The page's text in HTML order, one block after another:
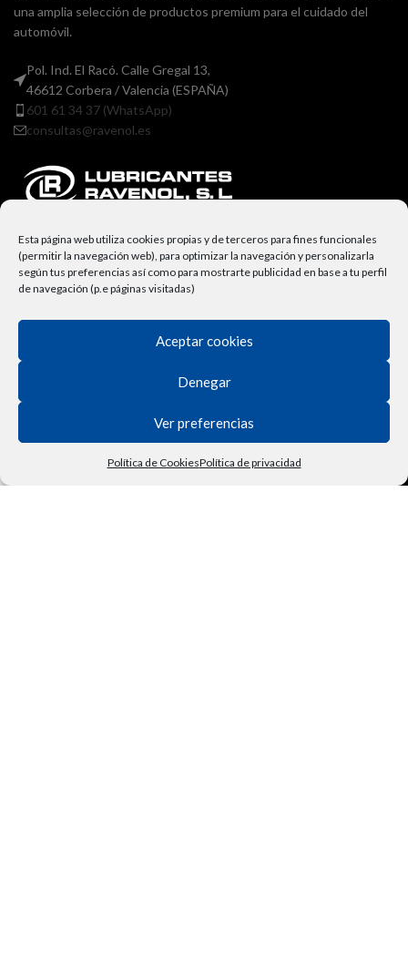
Esta página web utiliza cookies propias y de terceros para fines funcionales
(permitir la navegación web), para optimizar la navegación y personalizarla
según tus preferencias así como para mostrarte publicidad en base a tu perfil
de navegación (p.e páginas visitadas)
Aceptar cookies
Denegar
Ver preferencias
Política de CookiesPolítica de privacidad
una amplia selección de productos premium para el cuidado del
automóvil.
Pol. Ind. El Racó. Calle Gregal 13,
46612 Corbera / Valencia (ESPAÑA)
601 61 34 37 (WhatsApp)
consultas@ravenol.es
Lubricantes Ravenol
Términos y Condiciones
Derecho de Desisitimiento
Política de Privacidad
CarritoMi cuentaVehículo